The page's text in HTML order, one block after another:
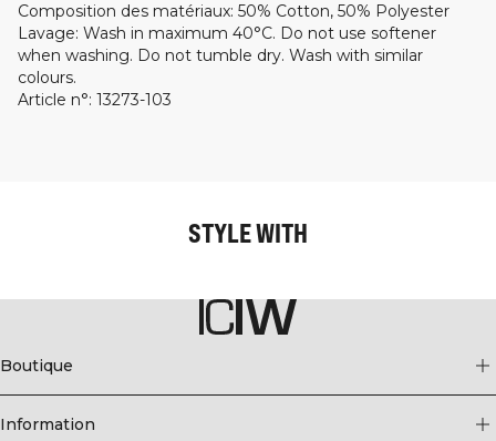
Composition des matériaux: 50% Cotton, 50% Polyester
Lavage: Wash in maximum 40°C. Do not use softener
when washing. Do not tumble dry. Wash with similar
colours.
Article n°: 13273-103
STYLE WITH
Boutique
Information